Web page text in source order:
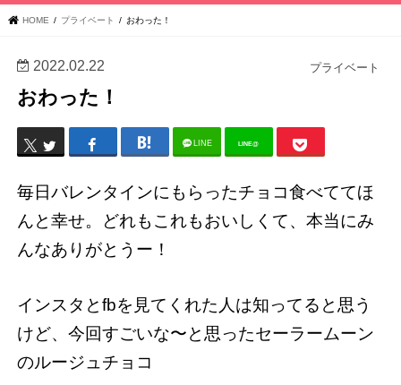
HOME プライベート おわった！
プライベート
2022.02.22
おわった！
LINE LINE@
毎日バレンタインにもらったチョコ食べててほ
んと幸せ。どれもこれもおいしくて、本当にみ
んなありがとうー！
インスタとfbを見てくれた人は知ってると思う
けど、今回すごいな〜と思ったセーラームーン
のルージュチョコ